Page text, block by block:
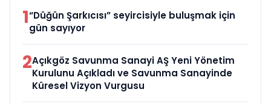
1“Düğün Şarkıcısı” seyircisiyle buluşmak için
gün sayıyor
2Açıkgöz Savunma Sanayi AŞ Yeni Yönetim
Kurulunu Açıkladı ve Savunma Sanayinde
Küresel Vizyon Vurgusu